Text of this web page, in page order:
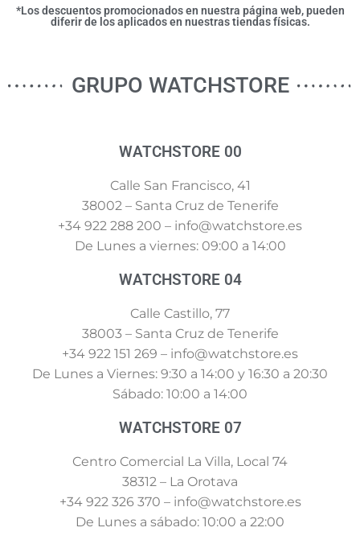
*Los descuentos promocionados en nuestra página web, pueden
diferir de los aplicados en nuestras tiendas físicas.
GRUPO WATCHSTORE
WATCHSTORE 00
Calle San Francisco, 41
38002 – Santa Cruz de Tenerife
+34 922 288 200 – info@watchstore.es
De Lunes a viernes: 09:00 a 14:00
WATCHSTORE 04
Calle Castillo, 77
38003 – Santa Cruz de Tenerife
+34 922 151 269 – info@watchstore.es
De Lunes a Viernes: 9:30 a 14:00 y 16:30 a 20:30
Sábado: 10:00 a 14:00
WATCHSTORE 07
Centro Comercial La Villa, Local 74
38312 – La Orotava
+34 922 326 370 – info@watchstore.es
De Lunes a sábado: 10:00 a 22:00